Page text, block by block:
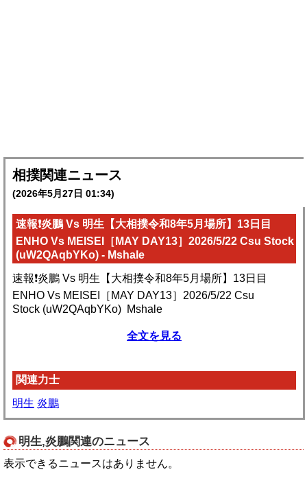
相撲関連ニュース
(2026年5月27日 01:34)
速報❗️炎鵬 Vs 明生【大相撲令和8年5月場所】13日目
ENHO Vs MEISEI［MAY DAY13］2026/5/22 Csu Stock
(uW2QAqbYKo) - Mshale
速報❗️炎鵬 Vs 明生【大相撲令和8年5月場所】13日目
ENHO Vs MEISEI［MAY DAY13］2026/5/22 Csu
Stock (uW2QAqbYKo) Mshale
全文を見る
関連力士
明生 炎鵬
明生,炎鵬関連のニュース
表示できるニュースはありません。